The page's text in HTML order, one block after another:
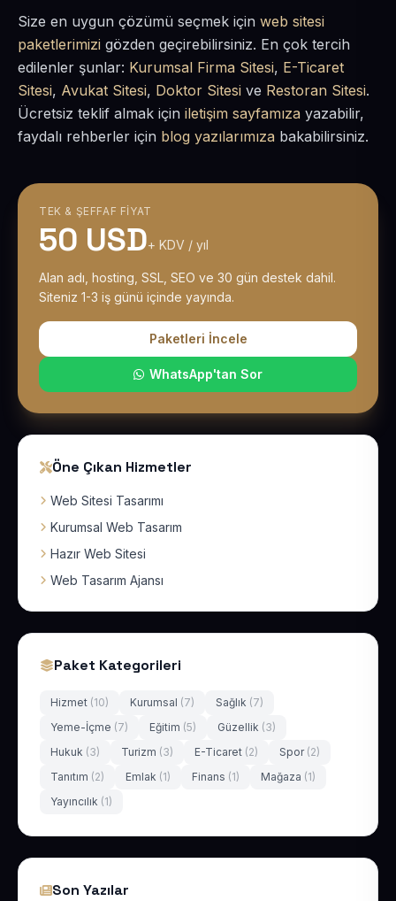
Size en uygun çözümü seçmek için web sitesi
paketlerimizi gözden geçirebilirsiniz. En çok tercih
edilenler şunlar: Kurumsal Firma Sitesi, E-Ticaret
Sitesi, Avukat Sitesi, Doktor Sitesi ve Restoran Sitesi.
Ücretsiz teklif almak için iletişim sayfamıza yazabilir,
faydalı rehberler için blog yazılarımıza bakabilirsiniz.
TEK & ŞEFFAF FIYAT
50 USD+ KDV / yıl
Alan adı, hosting, SSL, SEO ve 30 gün destek dahil.
Siteniz 1-3 iş günü içinde yayında.
Paketleri İncele
WhatsApp'tan Sor
Öne Çıkan Hizmetler
Web Sitesi Tasarımı
Kurumsal Web Tasarım
Hazır Web Sitesi
Web Tasarım Ajansı
Paket Kategorileri
Hizmet (10) Kurumsal (7) Sağlık (7)
Yeme-İçme (7) Eğitim (5) Güzellik (3)
Hukuk (3) Turizm (3) E-Ticaret (2) Spor (2)
Tanıtım (2) Emlak (1) Finans (1) Mağaza (1)
Yayıncılık (1)
Son Yazılar